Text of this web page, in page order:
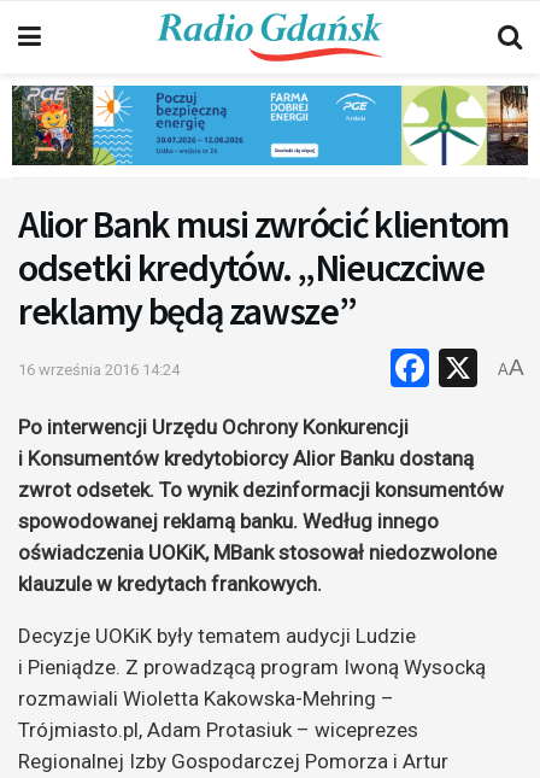
Alior Bank musi zwrócić klientom
odsetki kredytów. „Nieuczciwe
reklamy będą zawsze”
16 września 2016 14:24 X
AA
Po interwencji Urzędu Ochrony Konkurencji
i Konsumentów kredytobiorcy Alior Banku dostaną
zwrot odsetek. To wynik dezinformacji konsumentów
spowodowanej reklamą banku. Według innego
oświadczenia UOKiK, MBank stosował niedozwolone
klauzule w kredytach frankowych.
Decyzje UOKiK były tematem audycji Ludzie
i Pieniądze. Z prowadzącą program Iwoną Wysocką
rozmawiali Wioletta Kakowska-Mehring –
Trójmiasto.pl, Adam Protasiuk – wiceprezes
Regionalnej Izby Gospodarczej Pomorza i Artur